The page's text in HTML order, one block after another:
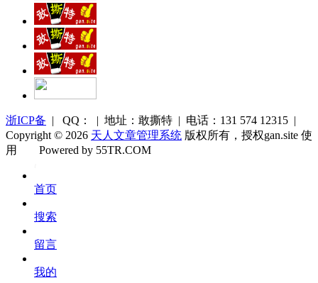
浙ICP备 | QQ： | 地址：敢撕特 | 电话：131 574 12315 |
Copyright © 2026 天人文章管理系统 版权所有，授权gan.site 使
用
库
Powered by 55TR.COM
首页
搜索
留言
我的